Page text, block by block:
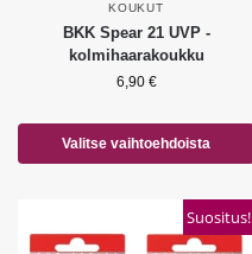
KOUKUT
BKK Spear 21 UVP -
kolmihaarakoukku
6,90 €
Valitse vaihtoehdoista
Suositus!